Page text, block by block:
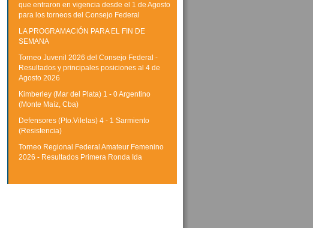
que entraron en vigencia desde el 1 de Agosto
para los torneos del Consejo Federal
LA PROGRAMACIÓN PARA EL FIN DE
SEMANA
Torneo Juvenil 2026 del Consejo Federal -
Resultados y principales posiciones al 4 de
Agosto 2026
Kimberley (Mar del Plata) 1 - 0 Argentino
(Monte Maíz, Cba)
Defensores (Pto.Vilelas) 4 - 1 Sarmiento
(Resistencia)
Torneo Regional Federal Amateur Femenino
2026 - Resultados Primera Ronda Ida